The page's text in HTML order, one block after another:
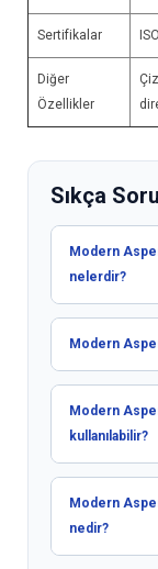
Sertifikalar
Diğer
Özellikler
Sıkça
Modern
nelerdir?
Modern
Modern
kullanılabilir?
Modern
nedir?